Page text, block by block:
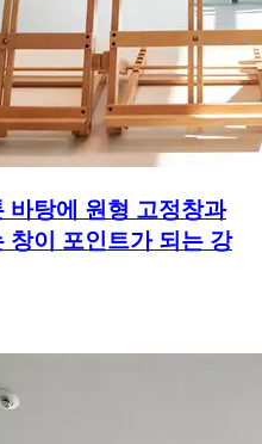
바탕에 원형 고정창과
창이 포인트가 되는 강